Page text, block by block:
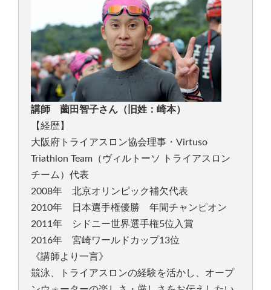
講師 薗田智子さん（旧姓：崎本）
【経歴】
大阪府トライアスロン協会理事・Virtuso
Triathlon Team（ヴィルトーソ トライアスロン
チーム）代表
2008年 北京オリンピック補欠代表
2010年 日本選手権優勝 年間チャンピオン
2011年 シドニー世界選手権5位入賞
2016年 宮崎ワールドカップ13位
《講師より一言》
競泳、トライアスロンの経験を活かし、オープ